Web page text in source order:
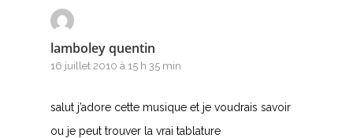
lamboley quentin
16 juillet 2010 à 15 h 35 min
salut j’adore cette musique et je voudrais savoir
ou je peut trouver la vrai tablature